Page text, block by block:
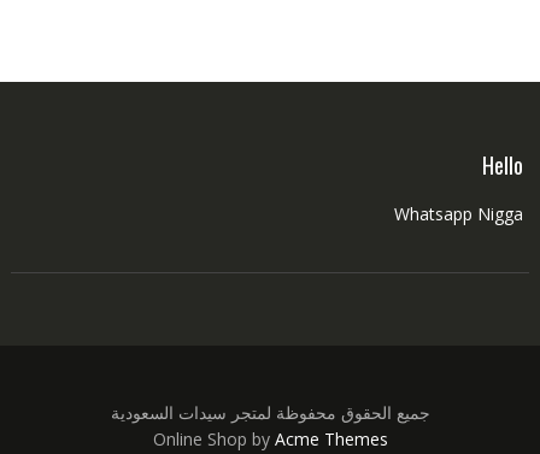
Hello
Whatsapp Nigga
جميع الحقوق محفوظة لمتجر سيدات السعودية
Online Shop by Acme Themes